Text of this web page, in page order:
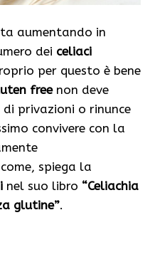
aumentando in
dei celiaci
per questo è bene
freenon deve
privazioni o rinunce
convivere con la
spiega la
nel suo libro “Celiachia
glutine”.